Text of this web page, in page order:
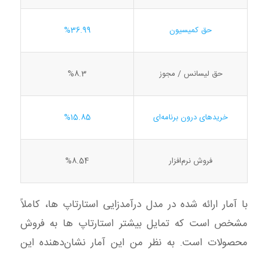
حق کمیسیون %36.99
حق لیسانس / مجوز %8.3
خریدهای درون برنامه‌ای %15.85
فروش نرم‌افزار %8.54
با آمار ارائه شده در مدل درآمدزایی استارتاپ ها، کاملاً
مشخص است که تمایل بیشتر استارتاپ ها به فروش
محصولات است. به نظر من این آمار نشان‌دهنده این